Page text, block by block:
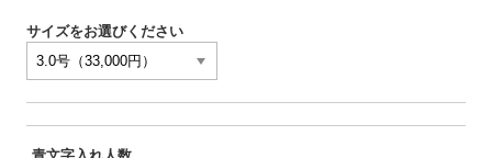
サイズをお選びください